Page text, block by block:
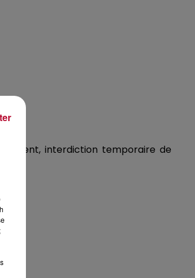
interdiction temporaire de